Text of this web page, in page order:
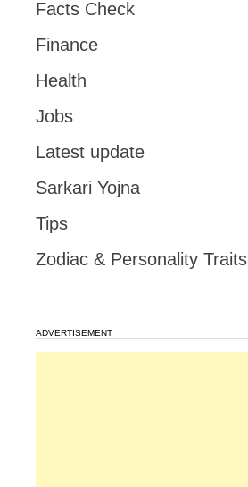
Facts Check
Finance
Health
Jobs
Latest update
Sarkari Yojna
Tips
Zodiac & Personality Traits
ADVERTISEMENT